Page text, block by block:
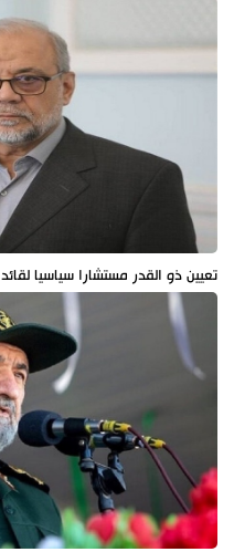
تعيين ذو القدر مستشارا سياسيا لقائد